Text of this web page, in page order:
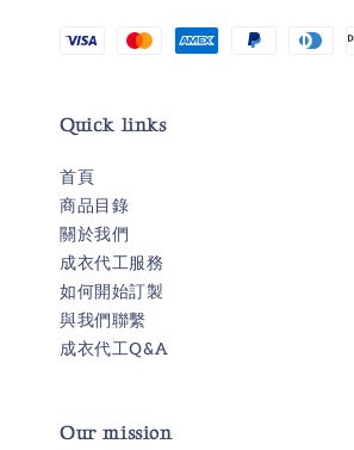
Quick links
首頁
商品目錄
關於我們
成衣代工服務
如何開始訂製
與我們聯繫
成衣代工Q&A
Our mission